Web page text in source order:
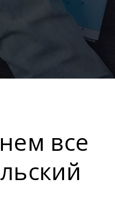
все